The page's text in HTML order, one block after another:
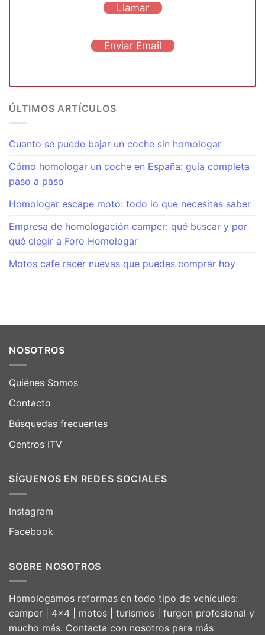
Llamar
Enviar Email
ÚLTIMOS ARTÍCULOS
Cuanto se puede bajar un coche sin homologar
Cómo homologar un coche en España: guía completa
paso a paso
Homologar escape moto: todo lo que necesitas saber
Empresa de homologación camper: qué buscar y por
qué elegir a Foro Homologar
Motos cafe racer nuevas que puedes comprar hoy
NOSOTROS
Quiénes Somos
Contacto
Búsquedas frecuentes
Centros ITV
SÍGUENOS EN REDES SOCIALES
Instagram
Facebook
SOBRE NOSOTROS
Homologamos reformas en todo tipo de vehículos:
camper | 4×4 | motos | turismos | furgon profesional y
mucho más. Contacta con nosotros para más